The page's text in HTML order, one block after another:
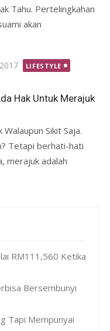
Tahu. Pertelingkahan
akan
LIFESTYLE
Hak Untuk Merajuk
Sikit Saja.
Tetapi berhati-hati
merajuk adalah
RM111,560 Ketika
Bersembunyi
Tapi Mempunyai